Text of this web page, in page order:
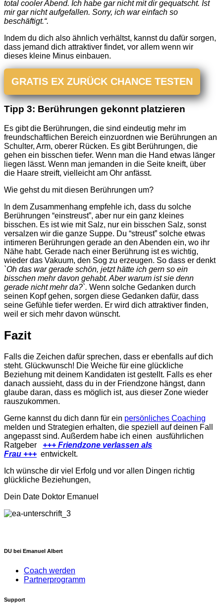
total cooler Abend. Ich habe gar nicht mit dir gequatscht. Ist
mir gar nicht aufgefallen. Sorry, ich war einfach so
beschäftigt.“.
Indem du dich also ähnlich verhältst, kannst du dafür sorgen,
dass jemand dich attraktiver findet, vor allem wenn wir
dieses kleine Minus einbauen.
GRATIS EX ZURÜCK CHANCE TESTEN
Tipp 3: Berührungen gekonnt platzieren
Es gibt die Berührungen, die sind eindeutig mehr im
freundschaftlichen Bereich einzuordnen wie Berührungen an
Schulter, Arm, oberer Rücken. Es gibt Berührungen, die
gehen ein bisschen tiefer. Wenn man die Hand etwas länger
liegen lässt. Wenn man jemanden in die Seite kneift, über
die Haare streift, vielleicht am Ohr anfässt.
Wie gehst du mit diesen Berührungen um?
In dem Zusammenhang empfehle ich, dass du solche
Berührungen “einstreust”, aber nur ein ganz kleines
bisschen. Es ist wie mit Salz, nur ein bisschen Salz, sonst
versalzen wir die ganze Suppe. Du “streust” solche etwas
intimeren Berührungen gerade an den Abenden ein, wo ihr
Nähe habt. Gerade nach einer Berührung ist es wichtig,
wieder das Vakuum, den Sog zu erzeugen. So dass er denkt
`Oh das war gerade schön, jetzt hätte ich gern so ein
bisschen mehr davon gehabt. Aber warum ist sie denn
gerade nicht mehr da?`. Wenn solche Gedanken durch
seinen Kopf gehen, sorgen diese Gedanken dafür, dass
seine Gefühle tiefer werden. Er wird dich attraktiver finden,
weil er sich mehr davon wünscht.
Fazit
Falls die Zeichen dafür sprechen, dass er ebenfalls auf dich
steht. Glückwunsch! Die Weiche für eine glückliche
Beziehung mit deinem Kandidaten ist gestellt. Falls es eher
danach aussieht, dass du in der Friendzone hängst, dann
glaube daran, dass es möglich ist, aus dieser Zone wieder
rauszukommen.
Gerne kannst du dich dann für ein persönliches Coaching
melden und Strategien erhalten, die speziell auf deinen Fall
angepasst sind. Außerdem habe ich einen ausführlichen
Ratgeber +++ Friendzone verlassen als
Frau +++ entwickelt.
Ich wünsche dir viel Erfolg und vor allen Dingen richtig
glückliche Beziehungen,
Dein Date Doktor Emanuel
DU bei Emanuel Albert
Coach werden
Partnerprogramm
Support